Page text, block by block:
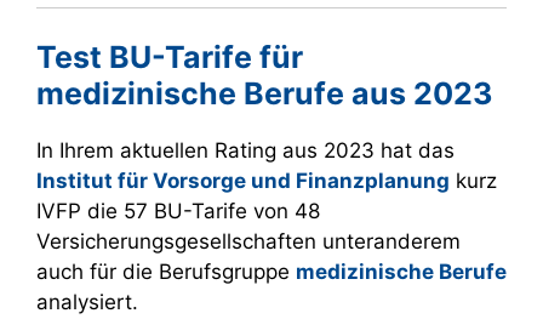
Test BU-Tarife für
medizinische Berufe aus 2023
In Ihrem aktuellen Rating aus 2023 hat das
Institut für Vorsorge und Finanzplanung kurz
IVFP die 57 BU-Tarife von 48
Versicherungsgesellschaften unteranderem
auch für die Berufsgruppe medizinische Berufe
analysiert.